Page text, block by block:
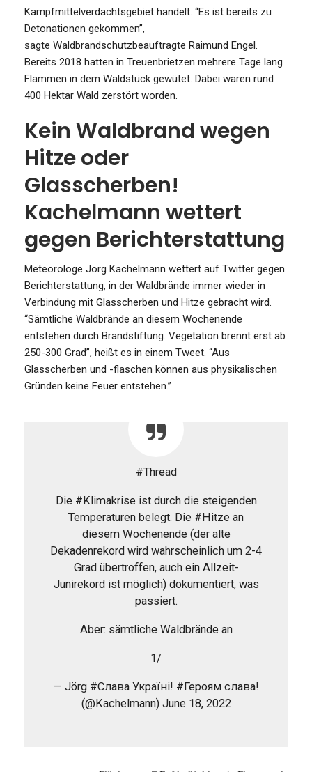
Kampfmittelverdachtsgebiet handelt. “Es ist bereits zu
Detonationen gekommen”,
sagte Waldbrandschutzbeauftragte Raimund Engel.
Bereits 2018 hatten in Treuenbrietzen mehrere Tage lang
Flammen in dem Waldstück gewütet. Dabei waren rund
400 Hektar Wald zerstört worden.
Kein Waldbrand wegen
Hitze oder
Glasscherben!
Kachelmann wettert
gegen Berichterstattung
Meteorologe Jörg Kachelmann wettert auf Twitter gegen
Berichterstattung, in der Waldbrände immer wieder in
Verbindung mit Glasscherben und Hitze gebracht wird.
“Sämtliche Waldbrände an diesem Wochenende
entstehen durch Brandstiftung. Vegetation brennt erst ab
250-300 Grad”, heißt es in einem Tweet. “Aus
Glasscherben und -flaschen können aus physikalischen
Gründen keine Feuer entstehen.”
#Thread
Die #Klimakrise ist durch die steigenden
Temperaturen belegt. Die #Hitze an
diesem Wochenende (der alte
Dekadenrekord wird wahrscheinlich um 2-4
Grad übertroffen, auch ein Allzeit-
Junirekord ist möglich) dokumentiert, was
passiert.
Aber: sämtliche Waldbrände an
1/
— Jörg #Слава Україні! #Героям слава!
(@Kachelmann) June 18, 2022